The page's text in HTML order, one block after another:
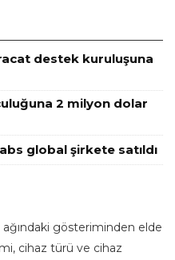
destek kuruluşuna
2 milyon dolar
global şirkete satıldı
gösteriminden elde
cihaz türü ve cihaz